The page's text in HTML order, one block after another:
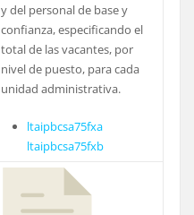
y del personal de base y
confianza, especificando el
total de las vacantes, por
nivel de puesto, para cada
unidad administrativa.
ltaipbcsa75fxa
ltaipbcsa75fxb